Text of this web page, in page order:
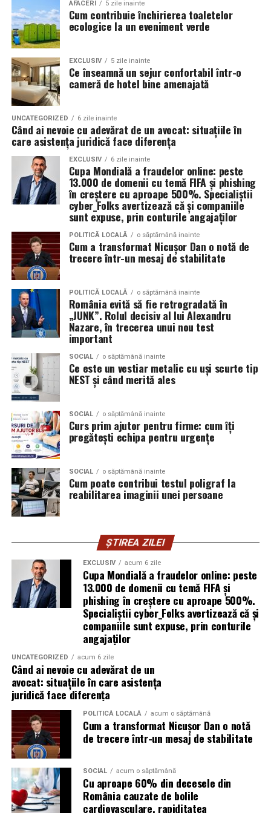
Valoarea 30 indică comportamentul uleiului la
temperatura normală de funcționare a motorului.
Rezultatul este un echilibru foarte bun între protecție și
economie de combustibil.
Pentru ce motoare este recomandat Ravenol VMP
USVO 5W30?
Tipul deulei de motor Ravenol
recomandat pentru numeroase motoare moderne care
necesită un ulei 5W30 cu aprobări OEM specifice.
În funcție de specificațiile constructorului, poate fi
utilizat pe vehicule ale unor mărci precum:
Mercedes-Benz;
Volkswagen;
Audi;
Skoda;
Seat;
Porsche;
Opel;
Ford;
Renault și altele.
Compatibilitatea exactă trebuie verificată întotdeauna
în manualul vehiculului sau în documentația tehnică a
producătorului.
Este potrivit pentru motoarele diesel?
Da.
motoare diesel moderne.
Avantaje:
compatibilitate cu DPF;
protecție pentru turbocompresor;
reducerea depunerilor;
stabilitate la temperaturi ridicate;
protecție împotriva uzurii.
Aceste caracteristici îl recomandă pentru utilizarea pe
numeroase motoare diesel Euro 5 și Euro 6.
Este potrivit pentru motoarele pe benzină?
Da.
Motoarele moderne pe benzină solicită intens uleiul, în
special cele echipate cu:
În plus, prin alegerea facilităților ecologice,
organizatorii unui eveniment pot reduce semnificativ
impactul negativ asupra mediului în comparație cu
soluțiile tradiționale, care sunt mult mai dăunătoare
pentru natură. Astfel, toaletele ecologice contribuie la
promovarea unui comportament responsabil din punct
de vedere ecologic și ajută la protejarea resurselor
naturale.
Impactul pozitiv asupra imaginii evenimentului
Alegerea unor soluții ecologice, precum tipul ecologic
de toaletă, poate aduce beneficii semnificative imaginii
unui eveniment. Într-o eră în care participanții devin din
ce în ce mai conștienți de problemele de mediu,
organizatorii care aleg să adopte soluții sustenabile, cum
ar fi închirierea toaletelor din gama ecologică, pot
câștiga aprecierea publicului.
Aceasta nu doar că îmbunătățește percepția față de
eveniment, dar poate și atrage mai mulți participanți
care sunt interesați de susținerea unor cauze ecologice.
Promovând un eveniment “verde”, organizatorii pot
atrage atenția asupra angajamentului față de protejarea
mediului și față de responsabilitatea socială.
Participanții vor aprecia cu siguranță faptul că
organizatorii au ales să adopte soluții care protejează
natura. De asemenea, acest lucru poate contribui la
creșterea reputației evenimentului și la creșterea
numărului de participanți în edițiile viitoare.
Confortul participanților
Deși un eveniment verde presupune economii de costuri
și un impact pozitiv asupra mediului, nu trebuie să se
facă compromisuri în ceea ce privește confortul
pentru a oferi un nivel ridicat de confort, similar celor
tradiționale.
Aceste toalete sunt echipate cu ventilație
corespunzătoare pentru a preveni mirosurile neplăcute
și pot include facilități suplimentare, cum ar fi iluminare
solară sau podele antiderapante. De asemenea, multe
facilități ecologice sunt echipate cu sisteme moderne de
curățare și întreținere, astfel încât igiena să fie mereu la
un nivel ridicat.
În plus, o toaletă ecologică este foarte ușor de
amplasat, ceea ce înseamnă că aceste toalete pot fi
plasate strategic în locații convenabile pentru
participanți, fără a afecta fluxul evenimentului.
Încurajarea comportamentului responsabil al
participanților
Un alt beneficiu important al închirierii categoriei de
AFACERI 5 zile inainte
Cum contribuie închirierea toaletelor
ecologice la un eveniment verde
EXCLUSIV 5 zile inainte
Ce înseamnă un sejur confortabil într-o
cameră de hotel bine amenajată
UNCATEGORIZED 6 zile inainte
Când ai nevoie cu adevărat de un avocat: situațiile în
care asistența juridică face diferența
EXCLUSIV 6 zile inainte
Cupa Mondială a fraudelor online: peste
13.000 de domenii cu temă FIFA și phishing
în creștere cu aproape 500%. Specialiștii
cyber_Folks avertizează că și companiile
sunt expuse, prin conturile angajaților
POLITICĂ LOCALĂ o săptămână inainte
Cum a transformat Nicușor Dan o notă de
trecere într-un mesaj de stabilitate
POLITICĂ LOCALĂ o săptămână inainte
România evită să fie retrogradată în
„JUNK”. Rolul decisiv al lui Alexandru
Nazare, în trecerea unui nou test
important
SOCIAL o săptămână inainte
Ce este un vestiar metalic cu uși scurte tip
NEST și când merită ales
SOCIAL o săptămână inainte
Curs prim ajutor pentru firme: cum îți
pregătești echipa pentru urgențe
SOCIAL o săptămână inainte
Cum poate contribui testul poligraf la
reabilitarea imaginii unei persoane
ȘTIREA ZILEI
EXCLUSIV acum 6 zile
Cupa Mondială a fraudelor online: peste
13.000 de domenii cu temă FIFA și
phishing în creștere cu aproape 500%.
Specialiștii cyber_Folks avertizează că și
companiile sunt expuse, prin conturile
angajaților
UNCATEGORIZED acum 6 zile
Când ai nevoie cu adevărat de un
avocat: situațiile în care asistența
juridică face diferența
POLITICĂ LOCALĂ acum o săptămână
Cum a transformat Nicușor Dan o notă
de trecere într-un mesaj de stabilitate
SOCIAL acum o săptămână
Cu aproape 60% din decesele din
România cauzate de bolile
cardiovasculare, rapiditatea